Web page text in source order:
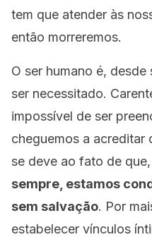
tem que atender às
então morreremos.
O ser humano é, desde
ser necessitado.
impossível de ser
cheguemos a acreditar
se deve ao fato de que,
sempre, estamos
sem salvação. Por
estabelecer vínculos